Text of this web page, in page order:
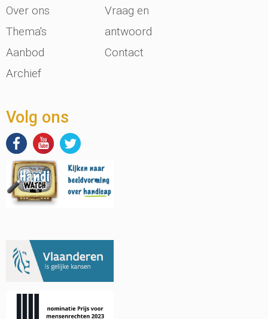
Over ons
Thema's
Aanbod
Archief
Vraag en
antwoord
Contact
Volg ons